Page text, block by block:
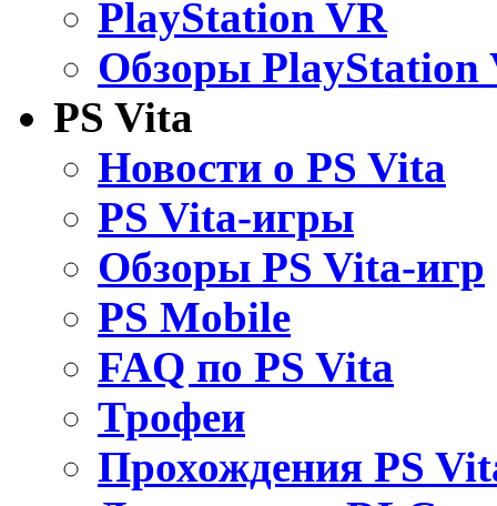
PlayStation VR
Обзоры PlayStation
PS Vita
Новости о PS Vita
PS Vita-игры
Обзоры PS Vita-игр
PS Mobile
FAQ по PS Vita
Трофеи
Прохождения PS